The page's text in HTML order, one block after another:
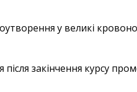
у великі
закінчення курсу